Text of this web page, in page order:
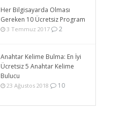
Her Bilgisayarda Olması
Gereken 10 Ücretsiz Program
3 Temmuz 2017 2
Anahtar Kelime Bulma: En İyi
Ücretsiz 5 Anahtar Kelime
Bulucu
23 Ağustos 2018 10